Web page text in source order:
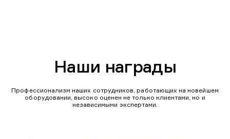
Наши награды
Профессионализм наших сотрудников, работающих на новейшем
оборудовании, высоко оценен не только клиентами, но и
независимыми экспертами.